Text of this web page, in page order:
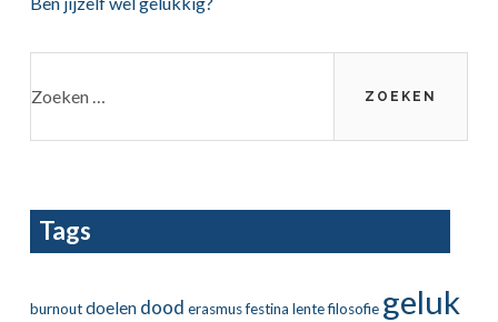
naar:
Tags
burnoutdoelen dood erasmusfestina lentefilosofie geluk